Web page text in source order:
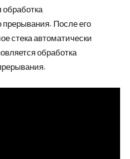
обработка
прерывания. После его
стека автоматически
обработка